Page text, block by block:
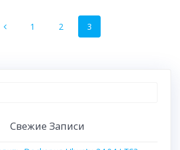
Page
1 Page
2 Page
3
Свежие Записи